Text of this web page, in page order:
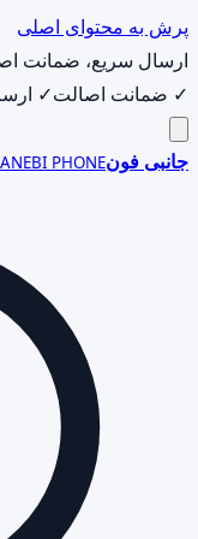
پرش به محتوای اصلی
ارسال سریع، ضمانت اصالت و ۷ روز فرصت
✓ ضمانت اصالت✓
جانبی فونPHONE